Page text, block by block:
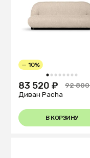
1 2 3 4 5 6 7 8
— 10%
83 520 ₽
92
Диван Pacha
В КОРЗИНУ